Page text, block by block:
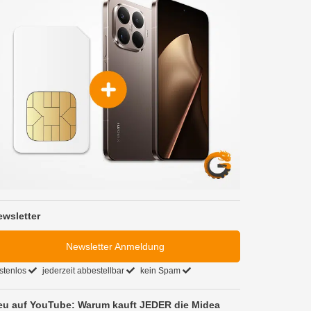
Newsletter Anmeldung
jederzeit abbestellbar kein Spam
auf YouTube: Warum kauft JEDER die Midea